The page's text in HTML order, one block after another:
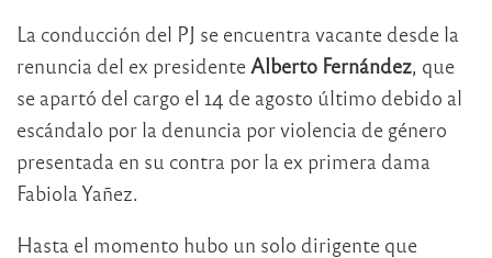
La conducción del PJ se encuentra vacante desde la
renuncia del ex presidente Alberto Fernández, que
se apartó del cargo el 14 de agosto último debido al
escándalo por la denuncia por violencia de género
presentada en su contra por la ex primera dama
Fabiola Yañez.
Hasta el momento hubo un solo dirigente que